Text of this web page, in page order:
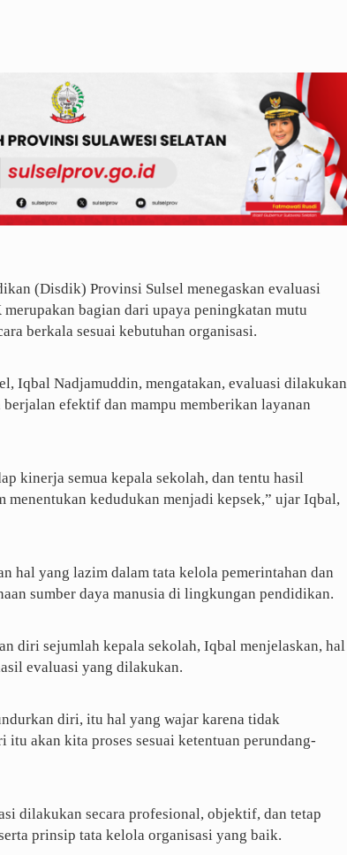
(Disdik) Provinsi Sulsel menegaskan evaluasi
bagian dari upaya peningkatan mutu
berkala sesuai kebutuhan organisasi.
Iqbal Nadjamuddin, mengatakan, evaluasi dilakukan
efektif dan mampu memberikan layanan
kinerja semua kepala sekolah, dan tentu hasil
menentukan kedudukan menjadi kepsek,” ujar Iqbal,
hal yang lazim dalam tata kelola pemerintahan dan
sumber daya manusia di lingkungan pendidikan.
diri sejumlah kepala sekolah, Iqbal menjelaskan, hal
evaluasi yang dilakukan.
diri, itu hal yang wajar karena tidak
akan kita proses sesuai ketentuan perundang-
dilakukan secara profesional, objektif, dan tetap
prinsip tata kelola organisasi yang baik.